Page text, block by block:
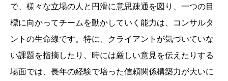
で、様々な立場の人と円滑に意思疎通を図り、一つの目
標に向かってチームを動かしていく能力は、コンサルタ
ントの生命線です。特に、クライアントが気づいていな
い課題を指摘したり、時には厳しい意見を伝えたりする
場面では、長年の経験で培った信頼関係構築力が大いに